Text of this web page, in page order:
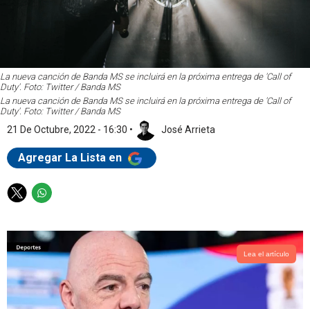
La nueva canción de Banda MS se incluirá en la próxima entrega de 'Call of
Duty'. Foto: Twitter / Banda MS
La nueva canción de Banda MS se incluirá en la próxima entrega de 'Call of
Duty'. Foto: Twitter / Banda MS
21 De Octubre, 2022 - 16:30 • José Arrieta
Agregar La Lista en
T
i
t
t
e
r
W
a
t
s
a
p
p
Lea el artículo